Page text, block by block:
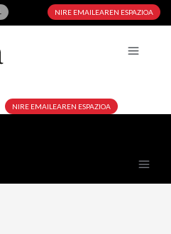
NIRE EMAILEAREN ESPAZIOA
NIRE EMAILEAREN ESPAZIOA